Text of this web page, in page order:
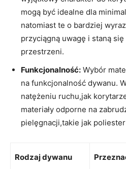
mogą być idealne dla
natomiast te o bardziej
przyciągną uwagę i staną
przestrzeni.
Funkcjonalność: Wybór
na funkcjonalność dywanu.
natężeniu ruchu,jak
materiały odporne na
pielęgnacji,takie jak
Rodzaj dywanu